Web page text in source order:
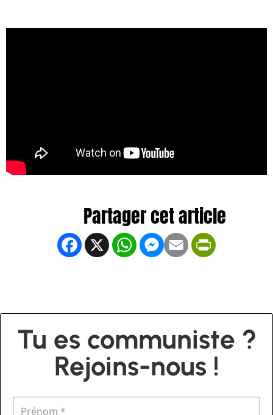
Facebook
X WhatsApp
Messenger
Email
Tu es communiste ?
Rejoins-nous !